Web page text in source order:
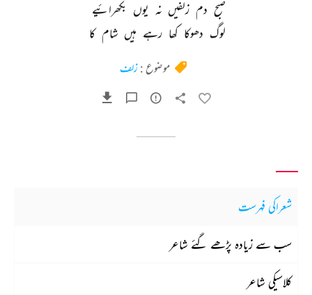
صبح دم زلفیں نہ یوں بکھرائیے
لوگ دھوکا کھا رہے ہیں شام کا
موضوع :زلف
شعراکی فہرست
سب سے زیادہ پڑھے گئے شاعر
کلاسیکی شاعر